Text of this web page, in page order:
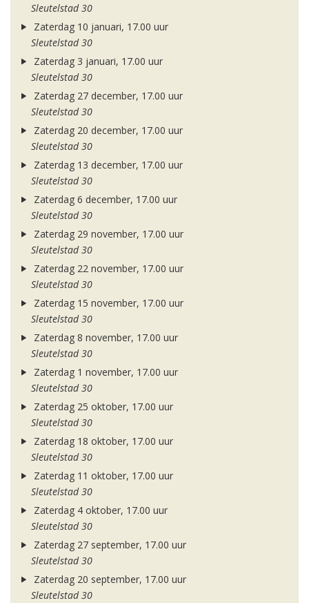
Sleutelstad 30
Zaterdag 10 januari, 17.00 uur
Sleutelstad 30
Zaterdag 3 januari, 17.00 uur
Sleutelstad 30
Zaterdag 27 december, 17.00 uur
Sleutelstad 30
Zaterdag 20 december, 17.00 uur
Sleutelstad 30
Zaterdag 13 december, 17.00 uur
Sleutelstad 30
Zaterdag 6 december, 17.00 uur
Sleutelstad 30
Zaterdag 29 november, 17.00 uur
Sleutelstad 30
Zaterdag 22 november, 17.00 uur
Sleutelstad 30
Zaterdag 15 november, 17.00 uur
Sleutelstad 30
Zaterdag 8 november, 17.00 uur
Sleutelstad 30
Zaterdag 1 november, 17.00 uur
Sleutelstad 30
Zaterdag 25 oktober, 17.00 uur
Sleutelstad 30
Zaterdag 18 oktober, 17.00 uur
Sleutelstad 30
Zaterdag 11 oktober, 17.00 uur
Sleutelstad 30
Zaterdag 4 oktober, 17.00 uur
Sleutelstad 30
Zaterdag 27 september, 17.00 uur
Sleutelstad 30
Zaterdag 20 september, 17.00 uur
Sleutelstad 30